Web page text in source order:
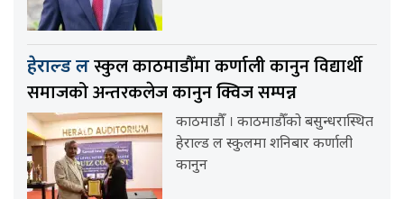
हेराल्ड लस्कुल काठमाडौँमा कर्णाली कानुन विद्यार्थी
समाजको अन्तरकलेज कानुन क्विज सम्पन्न
काठमाडौँ । काठमाडौँको बसुन्धरास्थित
हेराल्ड ल स्कुलमा शनिबार कर्णाली
कानुन